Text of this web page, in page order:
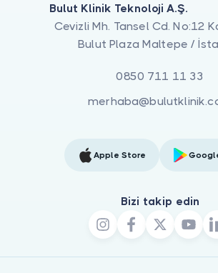
Bulut Klinik Teknoloji A.Ş.
Cevizli Mh. Tansel Cd. No:12
Bulut Plaza Maltepe /
0850 711 11 33
Apple Store
Bizi takip edin